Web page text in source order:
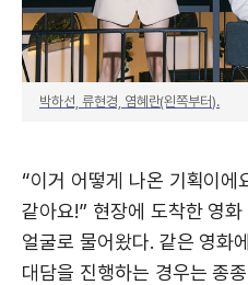
박하선, 류현경, 염혜란(왼쪽부터).
“이거 어떻게 나온 기획이에
같아요!” 현장에 도착한 영
얼굴로 물어왔다. 같은 영화
대담을 진행하는 경우는 종